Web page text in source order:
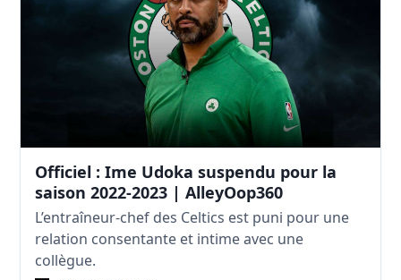
Officiel : Ime Udoka suspendu pour la
saison 2022-2023 | AlleyOop360
L’entraîneur-chef des Celtics est puni pour une
relation consentante et intime avec une
collègue.